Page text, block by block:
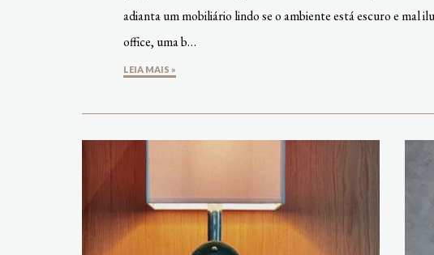
adianta um mobiliário lindo se o ambiente está escuro e mal
office, uma b…
LEIA MAIS »